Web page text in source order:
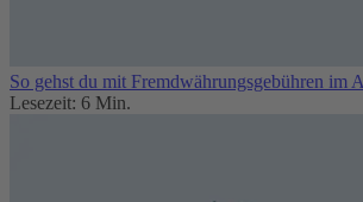
So gehst du mit Fremdwährungsgebühren im
Lesezeit: 6 Min.